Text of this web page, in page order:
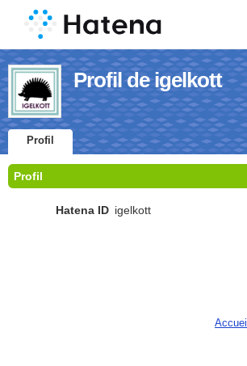
Profil de igelkott
Profil
Profil
Hatena ID igelkott
Accueil